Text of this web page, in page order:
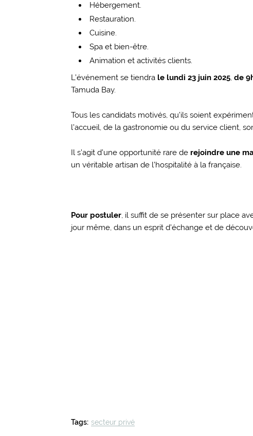
Hébergement.
Restauration.
Cuisine.
Spa et bien-être.
Animation et activités clients.
L’événement se tiendra le lundi 23 juin 2025, de
Tamuda Bay.
Tous les candidats motivés, qu’ils soient
l’accueil, de la gastronomie ou du service client,
Il s’agit d’une opportunité rare de rejoindre une
un véritable artisan de l’hospitalité à la française.
Pour postuler, il suffit de se présenter sur place
jour même, dans un esprit d’échange et de
Tags: secteur privé